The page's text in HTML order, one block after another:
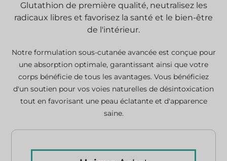
Glutathion de première qualité, neutralisez les
radicaux libres et favorisez la santé et le bien-être
de l'intérieur.
Notre formulation sous-cutanée avancée est conçue pour
une absorption optimale, garantissant ainsi que votre
corps bénéficie de tous les avantages. Vous bénéficiez
d'un soutien pour vos voies naturelles de désintoxication
tout en favorisant une peau éclatante et d'apparence
saine.